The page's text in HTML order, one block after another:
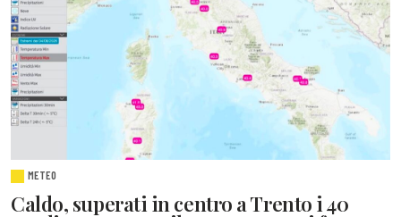
METEO
Caldo, superati in centro a Trento i 40